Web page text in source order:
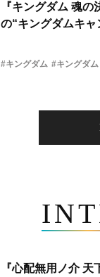
『キングダム 魂
の“キングダムキャ
#キングダム #キングダ
『心配無用ノ介